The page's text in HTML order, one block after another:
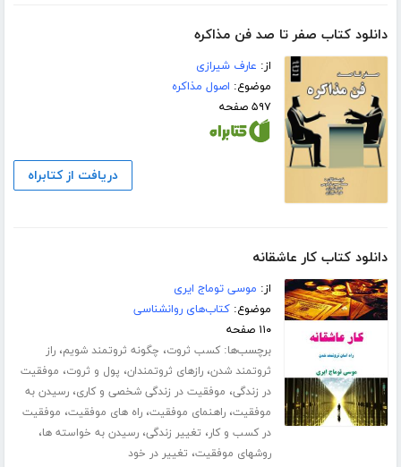
دانلود کتاب صفر تا صد فن مذاکره
از: عارف شیرازی
موضوع: اصول مذاکره
۵۹۷ صفحه
دریافت از کتابراه
دانلود کتاب کار عاشقانه
از: موسی توماج ایری
موضوع:کتاب‌های روانشناسی
۱۱۰ صفحه
برچسب‌ها:کسب ثروت، چگونه ثروتمند شویم،راز
ثروتمند شدن،رازهای ثروتمندان، پول و ثروت، موفقیت
در زندگی، موفقیت در زندگی شخصی و کاری،رسیدن به
موفقیت،راهنمای موفقیت،راه های موفقیت، موفقیت
در کسب و کار، تغییر زندگی،رسیدن به خواسته ها،
روشهای موفقیت، تغییر در خود